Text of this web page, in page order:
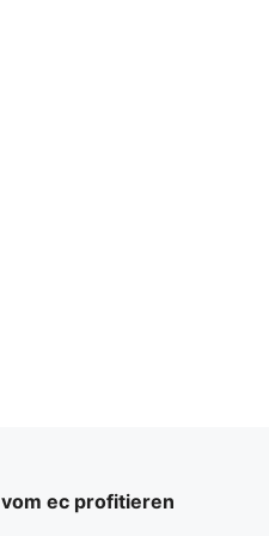
vom ec profitieren